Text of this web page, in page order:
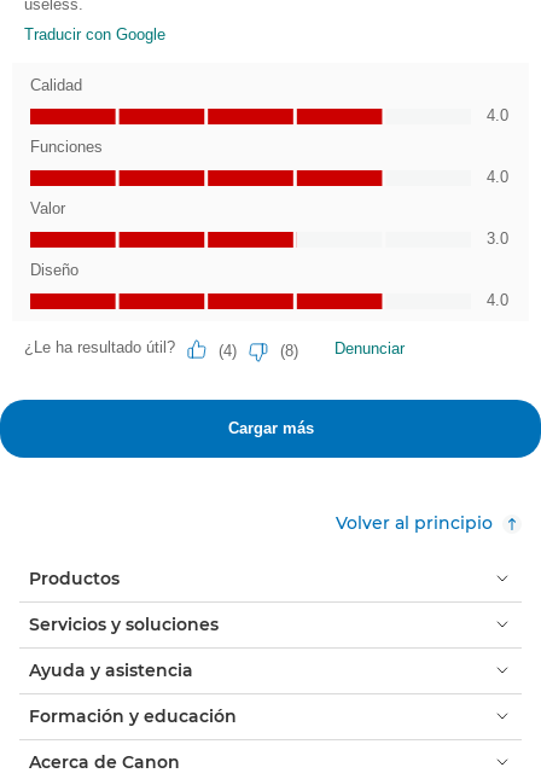
Volver al principio
Productos
Servicios y soluciones
Ayuda y asistencia
Formación y educación
Acerca de Canon